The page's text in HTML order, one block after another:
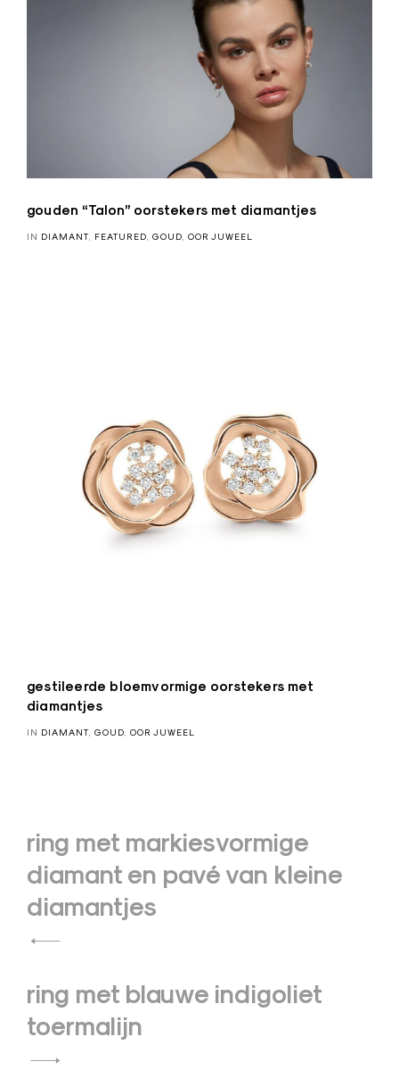
gouden “Talon” oorstekers met diamantjes
IN DIAMANT FEATURED GOUD OOR JUWEEL
gestileerde bloemvormige oorstekers met
diamantjes
IN DIAMANT GOUD OOR JUWEEL
Bericht
navigatie
ring met markiesvormige
diamant en pavé van kleine
diamantjes
ring met blauwe indigoliet
toermalijn